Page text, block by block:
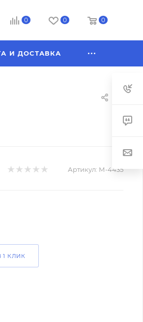
0 0 0
И ДОСТАВКА
Артикул: М-4435
1 КЛИК